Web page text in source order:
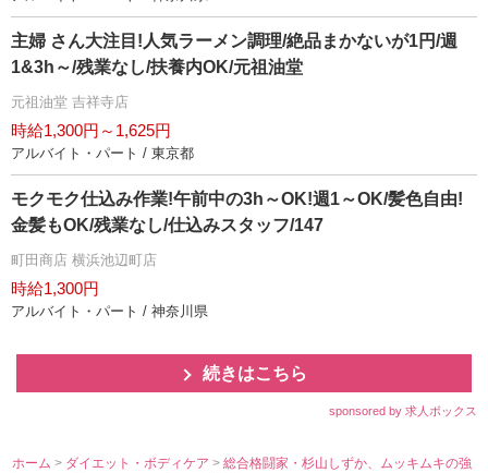
主婦 さん大注目!人気ラーメン調理/絶品まかないが1円/週
1&3h～/残業なし/扶養内OK/元祖油堂
元祖油堂 吉祥寺店
時給1,300円～1,625円
アルバイト・パート / 東京都
モクモク仕込み作業!午前中の3h～OK!週1～OK/髪色自由!
金髪もOK/残業なし/仕込みスタッフ/147
町田商店 横浜池辺町店
時給1,300円
アルバイト・パート / 神奈川県
続きはこちら
sponsored by 求人ボックス
ホーム > ダイエット・ボディケア>総合格闘家・杉山しずか、ムッキムキの強